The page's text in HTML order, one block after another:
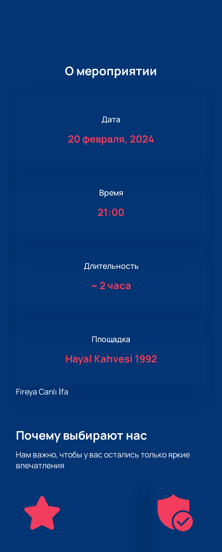
О мероприятии
Дата
20 февраля, 2024
Время
21:00
Длительность
~ 2 часа
Площадка
Hayal Kahvesi 1992
Fireya Canlı İfa
Почему выбирают нас
Нам важно, чтобы у вас остались только яркие
впечатления